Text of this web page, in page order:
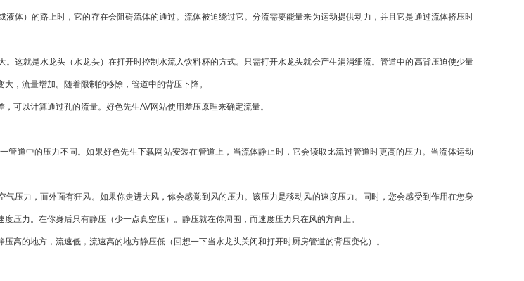
体）的路上时，它的存在会阻碍流体的通过。流体被迫绕过它。分流需要能量来为运动提供动力，并且它是通过流体挤压时
这就是水龙头（水龙头）在打开时控制水流入饮料杯的方式。只需打开水龙头就会产生涓涓细流。管道中的高背压迫使少量
，流量增加。随着限制的移除，管道中的背压下降。
以计算通过孔的流量。好色先生AV网站使用差压原理来确定流量。
道中的压力不同。如果好色先生下载网站安装在管道上，当流体静止时，它会读取比流过管道时更高的压力。当流体运动
压力，而外面有狂风。如果你走进大风，你会感觉到风的压力。该压力是移动风的速度压力。同时，您会感受到作用在您身
压力。在你身后只有静压（少一点真空压）。静压就在你周围，而速度压力只在风的方向上。
的地方，流速低，流速高的地方静压低（回想一下当水龙头关闭和打开时厨房管道的背压变化）。